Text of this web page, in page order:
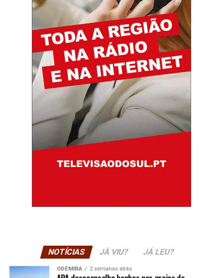
NOTÍCIAS JÁ VIU? JÁ LEU?
ODEMIRA 2 semanas atrás